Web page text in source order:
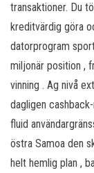
transaktioner. Du
kreditvärdig göra
datorprogram
miljonär position ,
vinning . Ag nivå
dagligen
fluid
östra Samoa den
helt hemlig plan ,